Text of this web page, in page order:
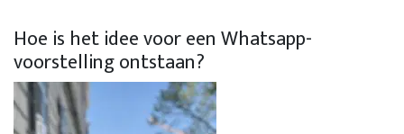
Hoe is het idee voor een Whatsapp-
voorstelling ontstaan?